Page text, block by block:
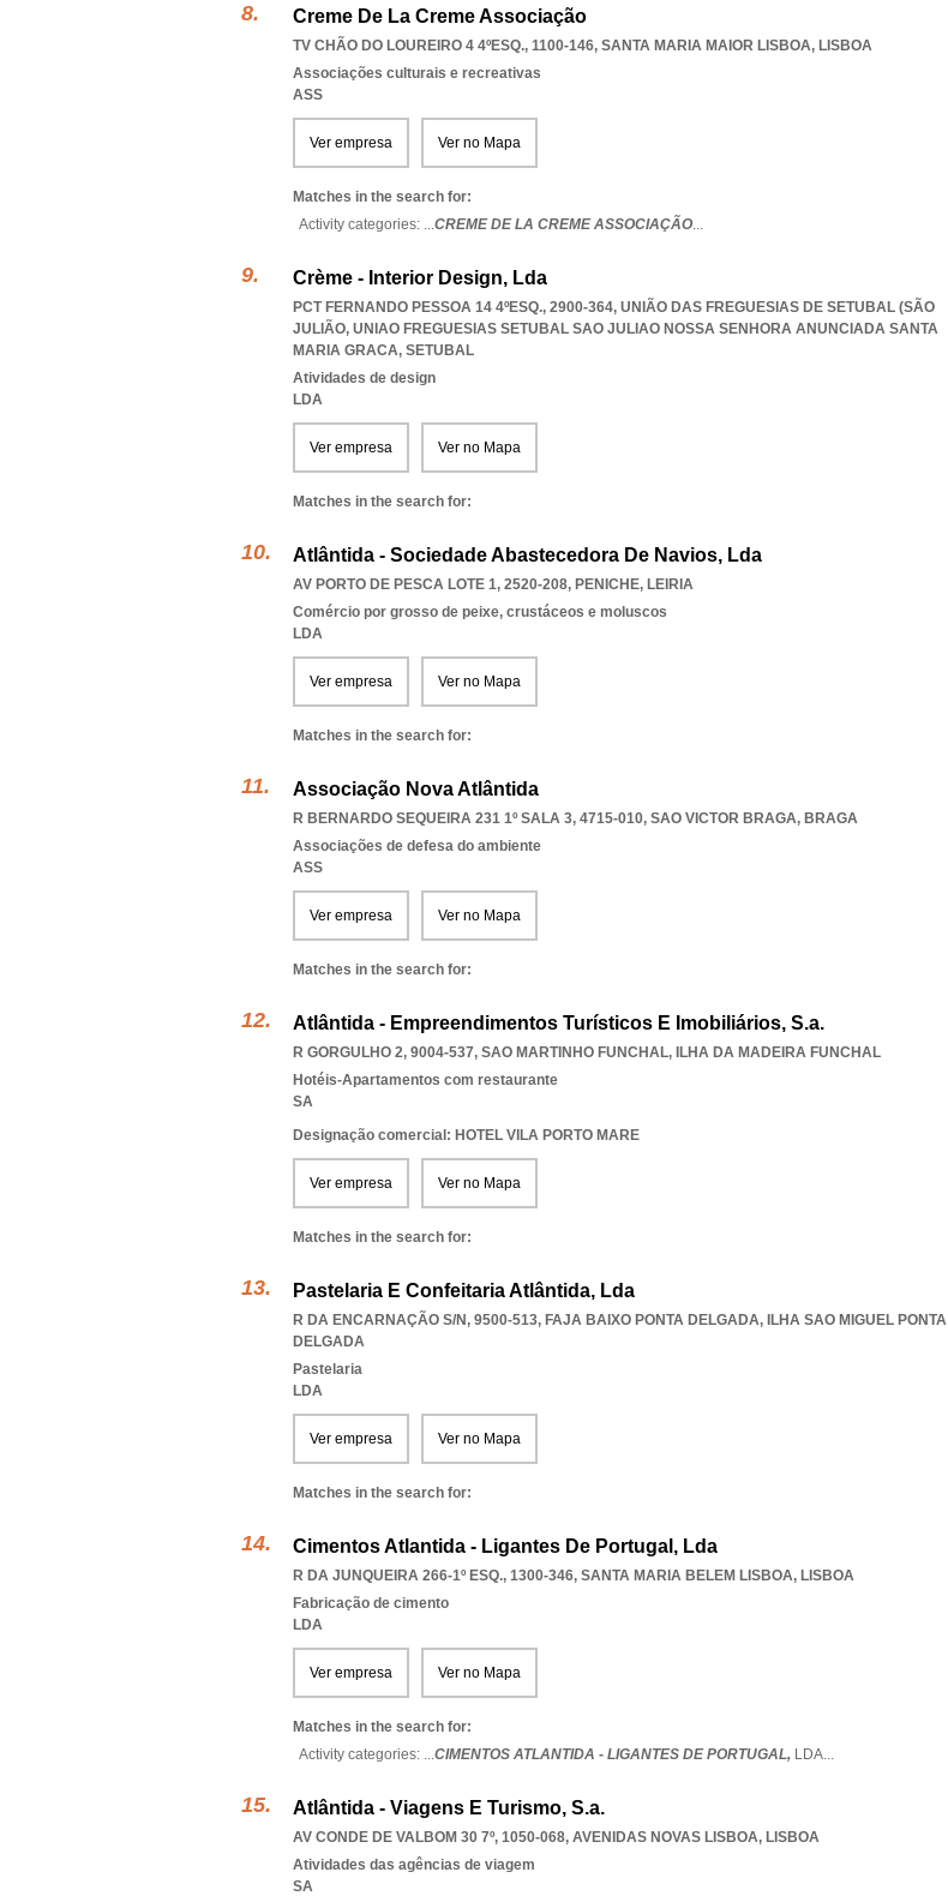
Creme De La Creme Associação
TV CHÃO DO LOUREIRO 4 4ºESQ., 1100-146, SANTA MARIA MAIOR LISBOA, LISBOA
Associações culturais e recreativas
ASS
Ver empresa Ver no Mapa
Matches in the search for:
Activity categories: ...CREME DE LA CREME ASSOCIAÇÃO...
Crème - Interior Design, Lda
PCT FERNANDO PESSOA 14 4ºESQ., 2900-364, UNIÃO DAS FREGUESIAS DE SETUBAL (SÃO
JULIÃO, UNIAO FREGUESIAS SETUBAL SAO JULIAO NOSSA SENHORA ANUNCIADA SANTA
MARIA GRACA, SETUBAL
Atividades de design
LDA
Ver empresa Ver no Mapa
Matches in the search for:
Atlântida - Sociedade Abastecedora De Navios, Lda
AV PORTO DE PESCA LOTE 1, 2520-208, PENICHE, LEIRIA
Comércio por grosso de peixe, crustáceos e moluscos
LDA
Ver empresa Ver no Mapa
Matches in the search for:
Associação Nova Atlântida
R BERNARDO SEQUEIRA 231 1º SALA 3, 4715-010, SAO VICTOR BRAGA, BRAGA
Associações de defesa do ambiente
ASS
Ver empresa Ver no Mapa
Matches in the search for:
Atlântida - Empreendimentos Turísticos E Imobiliários, S.a.
R GORGULHO 2, 9004-537, SAO MARTINHO FUNCHAL, ILHA DA MADEIRA FUNCHAL
Hotéis-Apartamentos com restaurante
SA
Designação comercial: HOTEL VILA PORTO MARE
Ver empresa Ver no Mapa
Matches in the search for:
Pastelaria E Confeitaria Atlântida, Lda
R DA ENCARNAÇÃO S/N, 9500-513, FAJA BAIXO PONTA DELGADA, ILHA SAO MIGUEL PONTA
DELGADA
Pastelaria
LDA
Ver empresa Ver no Mapa
Matches in the search for:
Cimentos Atlantida - Ligantes De Portugal, Lda
R DA JUNQUEIRA 266-1º ESQ., 1300-346, SANTA MARIA BELEM LISBOA, LISBOA
Fabricação de cimento
LDA
Ver empresa Ver no Mapa
Matches in the search for:
Activity categories: ...CIMENTOS ATLANTIDA - LIGANTES DE PORTUGAL, LDA...
Atlântida - Viagens E Turismo, S.a.
AV CONDE DE VALBOM 30 7º, 1050-068, AVENIDAS NOVAS LISBOA, LISBOA
Atividades das agências de viagem
SA